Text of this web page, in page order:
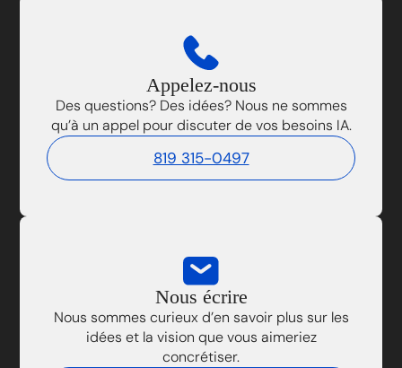
Appelez-nous
Des questions? Des idées? Nous ne sommes
qu’à un appel pour discuter de vos besoins IA.
819 315-0497
Nous écrire
Nous sommes curieux d’en savoir plus sur les
idées et la vision que vous aimeriez
concrétiser.